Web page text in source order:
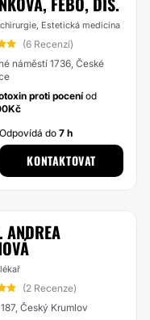
Estetická medicína
(6 Recenzí)
náměstí 1736, České
proti poceníod
Odpovídá do7 h
KONTAKTOVAT
ANDREA
(2 Recenze)
Český Krumlov